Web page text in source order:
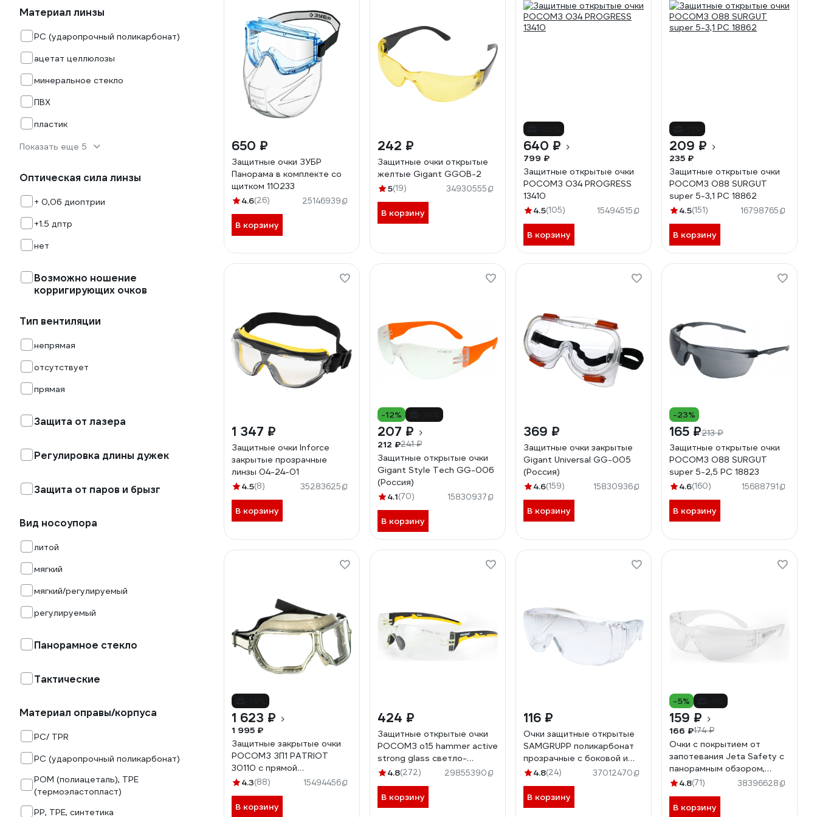
Материал линзы
PC (ударопрочный поликарбонат)
ацетат целлюлозы
минеральное стекло
ПВХ
пластик
Показать еще 5
Оптическая сила линзы
+ 0,06 диоптрии
+1.5 дптр
нет
Возможно ношение
корригирующих очков
Тип вентиляции
непрямая
отсутствует
прямая
Защита от лазера
Регулировка длины дужек
Защита от паров и брызг
Вид носоупора
литой
мягкий
мягкий/регулируемый
ре­гу­ли­ру­е­мый
Панорамное стекло
Тактические
Материал оправы/корпуса
PC/ TPR
PC (ударопрочный поликарбонат)
POM (полиацеталь), TPE
(термоэластопласт)
PP, TPE, синтетика
650 ₽
Защитные очки ЗУБР
Панорама в комплекте со
щитком 110233
4.6(26) 25146939
В корзину
242 ₽
Защитные очки открытые
желтые Gigant GGOB-2
5(19) 34930555
В корзину
640 ₽
799 ₽
Защитные открытые очки
РОСОМЗ О34 PROGRESS
13410
4.5(105) 15494515
В корзину
209 ₽
235 ₽
Защитные открытые очки
РОСОМЗ О88 SURGUT
super 5-3,1 РС 18862
4.5(151) 16798765
В корзину
1 347 ₽
Защитные очки Inforce
закрытые прозрачные
линзы 04-24-01
4.5(8) 35283625
В корзину
-12%
207 ₽
212 ₽241 ₽
Защитные открытые очки
Gigant Style Tech GG-006
(Россия)
4.1(70) 15830937
В корзину
369 ₽
Защитные очки закрытые
Gigant Universal GG-005
(Россия)
4.6(159) 15830936
В корзину
-23%
165 ₽213 ₽
Защитные открытые очки
РОСОМЗ O88 SURGUT
super 5-2,5 PC 18823
4.6(160) 15688791
В корзину
1 623 ₽
1 995 ₽
Защитные закрытые очки
РОСОМЗ ЗП1 PATRIOT
30110 с прямой
вентиляцией
4.3(88) 15494456
В корзину
424 ₽
Защитные открытые очки
РОСОМЗ о15 hammer active
strong glass светло-
желтые с мягким
4.8(272) 29855390
В корзину
116 ₽
Очки защитные открытые
SAMGRUPP поликарбонат
прозрачные с боковой и
верхней защитой, с
073004001
4.8(24) 37012470
В корзину
-5%
159 ₽
166 ₽174 ₽
Очки с покрытием от
запотевания Jeta Safety с
панорамным обзором,
открытые JSG-8711
4.8(71) 38396628
В корзину